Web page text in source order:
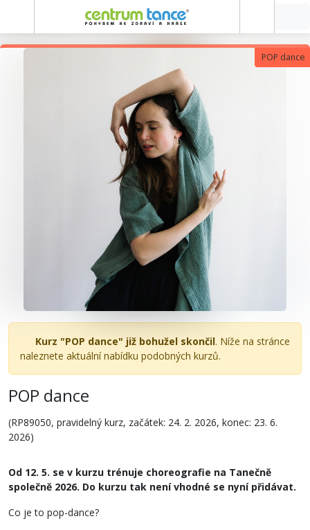
POP dance
Kurz "POP dance" již bohužel skončil. Níže na stránce
naleznete aktuální nabídku podobných kurzů.
POP dance
(RP89050, pravidelný kurz, začátek: 24. 2. 2026, konec: 23. 6.
2026)
Od 12. 5. se v kurzu trénuje choreografie na Tanečně
společně 2026. Do kurzu tak není vhodné se nyní přidávat.
Co je to pop-dance?